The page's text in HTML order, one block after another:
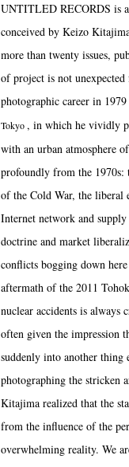
UNTITLED RECORDS is
conceived by Keizo
more than twenty issues,
of project is not
photographic career in
Tokyo, in which he vividly
with an urban atmosphere
profoundly from the 1970s:
of the Cold War, the liberal
Internet network and
doctrine and market
conflicts bogging down
aftermath of the 2011
nuclear accidents is always
often given the impression
suddenly into another
photographing the stricken
Kitajima realized that the
from the influence of the
overwhelming reality. We